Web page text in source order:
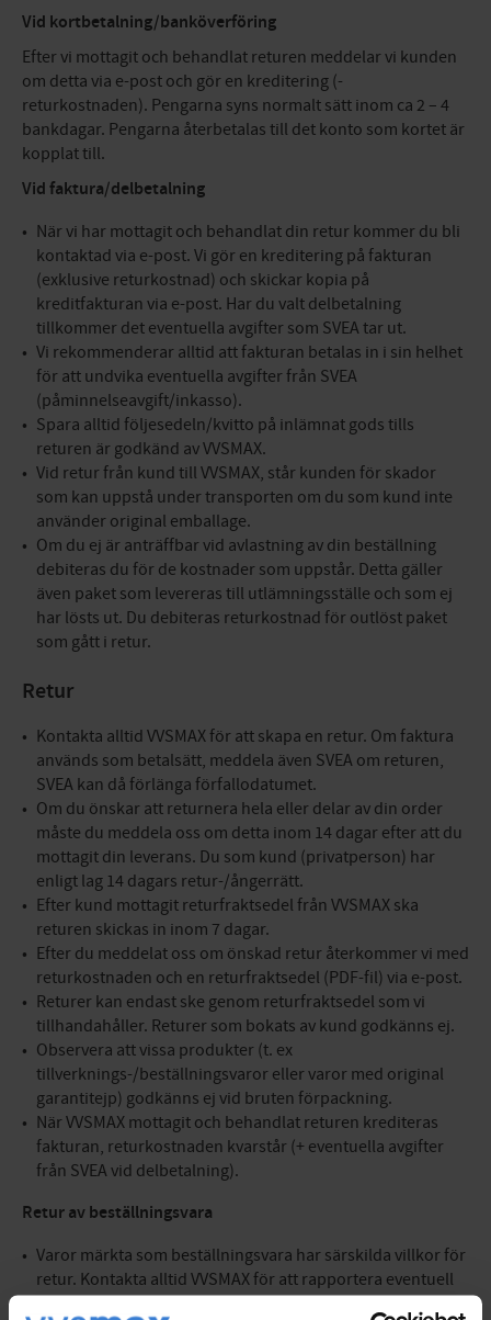
Vid kortbetalning/banköverföring
Efter vi mottagit och behandlat returen meddelar vi kunden
om detta via e-post och gör en kreditering (-
returkostnaden). Pengarna syns normalt sätt inom ca 2 – 4
bankdagar. Pengarna återbetalas till det konto som kortet är
kopplat till.
Vid faktura/delbetalning
När vi har mottagit och behandlat din retur kommer du bli
kontaktad via e-post. Vi gör en kreditering på fakturan
(exklusive returkostnad) och skickar kopia på
kreditfakturan via e-post. Har du valt delbetalning
tillkommer det eventuella avgifter som SVEA tar ut.
Vi rekommenderar alltid att fakturan betalas in i sin helhet
för att undvika eventuella avgifter från SVEA
(påminnelseavgift/inkasso).
Spara alltid följesedeln/kvitto på inlämnat gods tills
returen är godkänd av VVSMAX.
Vid retur från kund till VVSMAX, står kunden för skador
som kan uppstå under transporten om du som kund inte
använder original emballage.
Om du ej är anträffbar vid avlastning av din beställning
debiteras du för de kostnader som uppstår. Detta gäller
även paket som levereras till utlämningsställe och som ej
har lösts ut. Du debiteras returkostnad för outlöst paket
som gått i retur.
Retur
Kontakta alltid VVSMAX för att skapa en retur. Om faktura
används som betalsätt, meddela även SVEA om returen,
SVEA kan då förlänga förfallodatumet.
Om du önskar att returnera hela eller delar av din order
måste du meddela oss om detta inom 14 dagar efter att du
mottagit din leverans. Du som kund (privatperson) har
enligt lag 14 dagars retur-/ångerrätt.
Efter kund mottagit returfraktsedel från VVSMAX ska
returen skickas in inom 7 dagar.
Efter du meddelat oss om önskad retur återkommer vi med
returkostnaden och en returfraktsedel (PDF-fil) via e-post.
Returer kan endast ske genom returfraktsedel som vi
tillhandahåller. Returer som bokats av kund godkänns ej.
Observera att vissa produkter (t. ex
tillverknings-/beställningsvaror eller varor med original
garantitejp) godkänns ej vid bruten förpackning.
När VVSMAX mottagit och behandlat returen krediteras
fakturan, returkostnaden kvarstår (+ eventuella avgifter
från SVEA vid delbetalning).
Retur av beställningsvara
Varor märkta som beställningsvara har särskilda villkor för
retur. Kontakta alltid VVSMAX för att rapportera eventuell
retur. Rapportera även returen till SVEA om faktura